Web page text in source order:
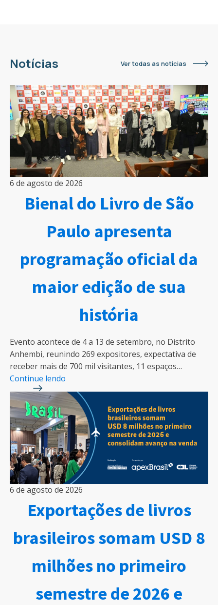
Notícias Ver todas as notícias
6 de agosto de 2026
Bienal do Livro de São
Paulo apresenta
programação oficial da
maior edição de sua
história
Evento acontece de 4 a 13 de setembro, no Distrito
Anhembi, reunindo 269 expositores, expectativa de
receber mais de 700 mil visitantes, 11 espaços…
Continue lendo
6 de agosto de 2026
Exportações de livros
brasileiros somam USD 8
milhões no primeiro
semestre de 2026 e